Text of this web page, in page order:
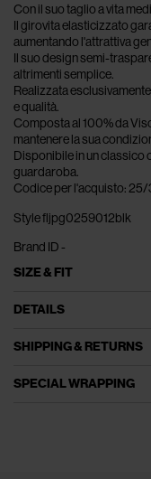
Con il suo taglio a vita
Il girovita elasticizzato
aumentando l'attrattiva
Il suo design semi-
altrimenti semplice.
Realizzata
e qualità.
Composta al 100% da
mantenere la sua
Disponibile in un classico
guardaroba.
Codice per l'acquisto:
Style fljpg0259012blk
Brand ID -
SIZE & FIT
DETAILS
SHIPPING & RETURNS
SPECIAL WRAPPING